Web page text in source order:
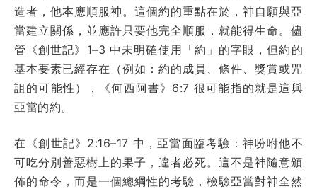
造者，他本應順服神。這個約的重點在於，神自願與亞
當建立關係，並應許只要他完全順服，就能得生命。儘
管《創世記》1–3 中未明確使用「約」的字眼，但約的
基本要素已經存在（例如：約的成員、條件、獎賞或咒
詛的可能性），《何西阿書》6:7 很可能指的就是這與
亞當的約。
在《創世記》2:16–17 中，亞當面臨考驗：神吩咐他不
可吃分別善惡樹上的果子，違者必死。這不是神隨意頒
佈的命令，而是一個總綱性的考驗，檢驗亞當對神全然